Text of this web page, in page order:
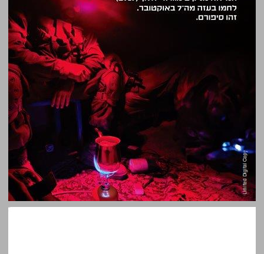
חברות ברזל ... 0